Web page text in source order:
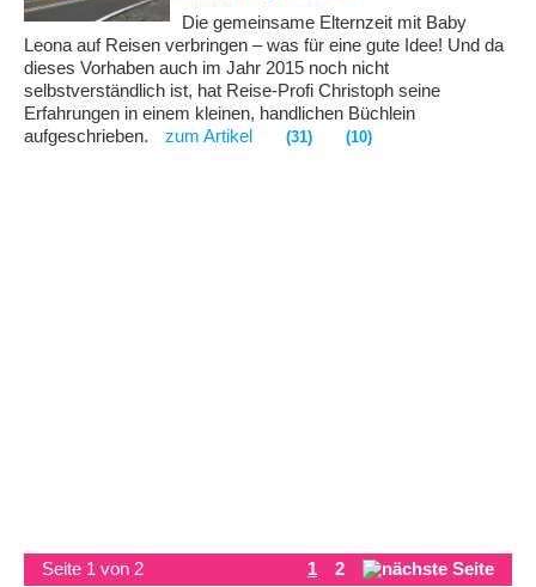
Die gemeinsame Elternzeit mit Baby
Leona auf Reisen verbringen – was für eine gute Idee! Und da
dieses Vorhaben auch im Jahr 2015 noch nicht
selbstverständlich ist, hat Reise-Profi Christoph seine
Erfahrungen in einem kleinen, handlichen Büchlein
aufgeschrieben.
zum Artikel (31) (10)
Seite 1 von 2 1 2